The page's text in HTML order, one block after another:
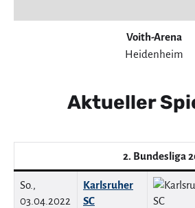
Voith-Arena
Heidenheim
Aktueller
2. Bundesliga
So.,
03.04.2022
Karlsruher
SC